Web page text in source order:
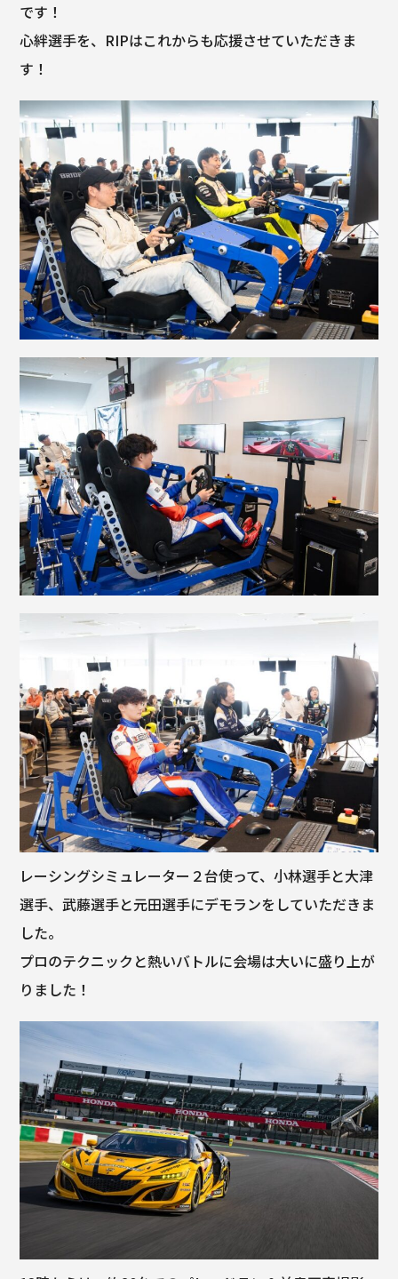
です！
心絆選手を、RIPはこれからも応援させていただきま
す！
レーシングシミュレーター２台使って、小林選手と大津
選手、武藤選手と元田選手にデモランをしていただきま
した。
プロのテクニックと熱いバトルに会場は大いに盛り上が
りました！